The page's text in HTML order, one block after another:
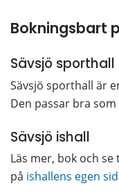
Bokningsbart
Sävsjö sporthall
Sävsjö sporthall är
Den passar bra
Sävsjö ishall
Läs mer, bok och
på ishallens egen